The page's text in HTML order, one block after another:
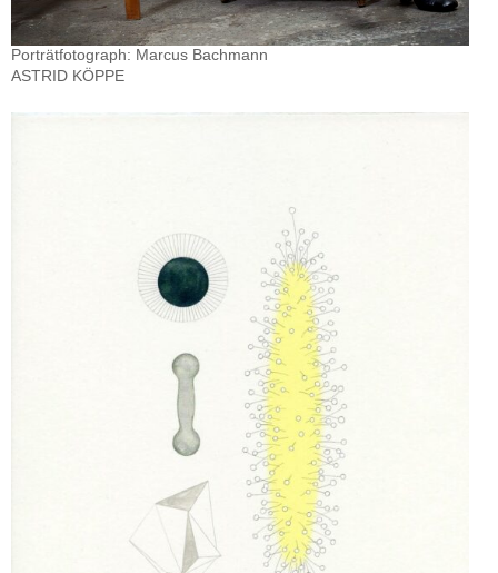
Porträtfotograph: Marcus Bachmann
ASTRID KÖPPE